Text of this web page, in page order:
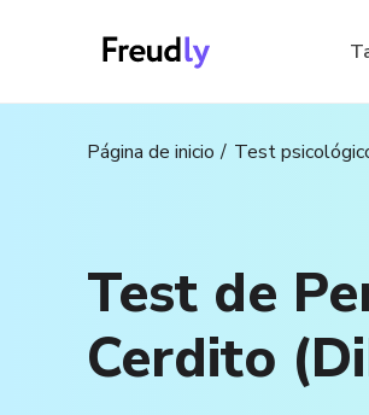
Página de inicio Test
Test de
Cerdito